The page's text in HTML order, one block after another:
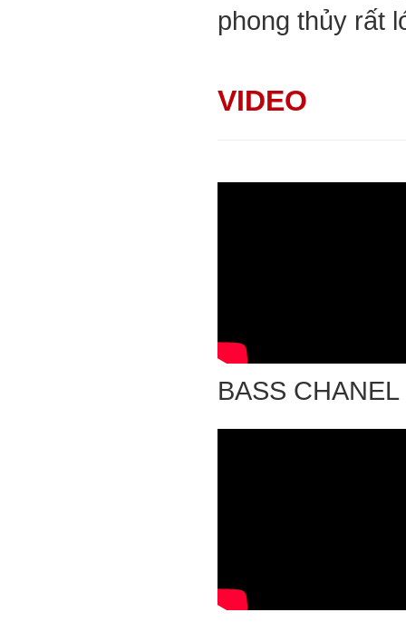
phong thủy rất
VIDEO
BASS CHANEL